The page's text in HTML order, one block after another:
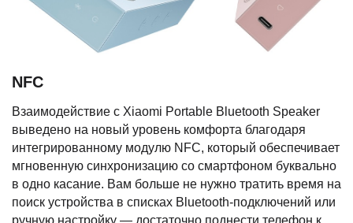
NFC
Взаимодействие с Xiaomi Portable Bluetooth Speaker
выведено на новый уровень комфорта благодаря
интегрированному модулю NFC, который обеспечивает
мгновенную синхронизацию со смартфоном буквально
в одно касание. Вам больше не нужно тратить время на
поиск устройства в списках Bluetooth-подключений или